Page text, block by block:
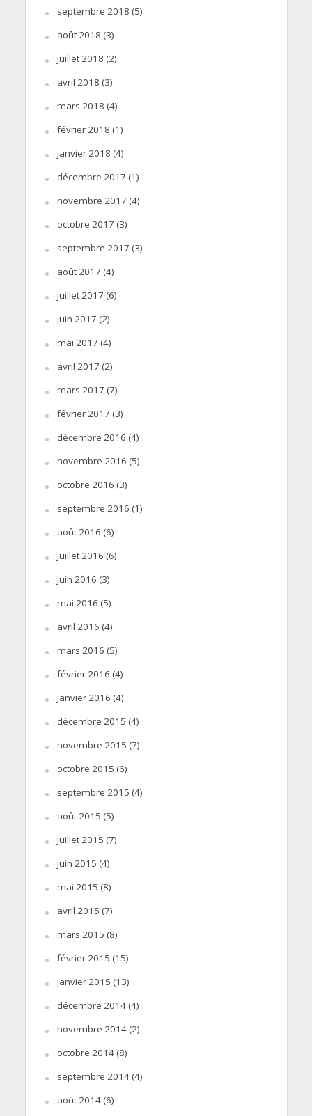
septembre 2018 (5)
août 2018 (3)
juillet 2018 (2)
avril 2018 (3)
mars 2018 (4)
février 2018 (1)
janvier 2018 (4)
décembre 2017 (1)
novembre 2017 (4)
octobre 2017 (3)
septembre 2017 (3)
août 2017 (4)
juillet 2017 (6)
juin 2017 (2)
mai 2017 (4)
avril 2017 (2)
mars 2017 (7)
février 2017 (3)
décembre 2016 (4)
novembre 2016 (5)
octobre 2016 (3)
septembre 2016 (1)
août 2016 (6)
juillet 2016 (6)
juin 2016 (3)
mai 2016 (5)
avril 2016 (4)
mars 2016 (5)
février 2016 (4)
janvier 2016 (4)
décembre 2015 (4)
novembre 2015 (7)
octobre 2015 (6)
septembre 2015 (4)
août 2015 (5)
juillet 2015 (7)
juin 2015 (4)
mai 2015 (8)
avril 2015 (7)
mars 2015 (8)
février 2015 (15)
janvier 2015 (13)
décembre 2014(4)
novembre 2014(2)
octobre 2014(8)
septembre 2014(4)
août 2014(6)